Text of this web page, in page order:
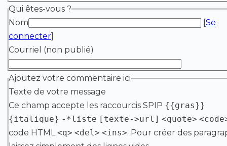
Qui êtes-vous ?
Nom
[Se
connecter]
Courriel (non publié)
Ajoutez votre commentaire ici
Texte de votre message
Ce champ accepte les raccourcis SPIP {{gras}}
{italique} -*liste [texte->url] <quote>
code HTML<q> <del> <ins>. Pour créer des